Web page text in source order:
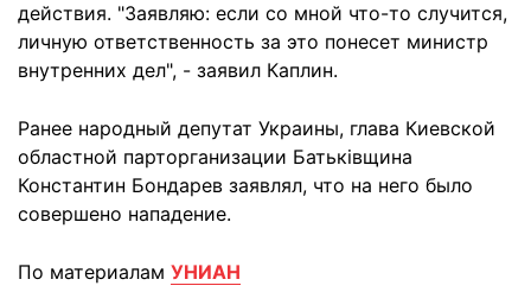
действия. "Заявляю: если со мной что-то случится,
личную ответственность за это понесет министр
внутренних дел", - заявил Каплин.
Ранее народный депутат Украины, глава Киевской
областной парторганизации Батьківщина
Константин Бондарев заявлял, что на него было
совершено нападение.
По материалам УНИАН